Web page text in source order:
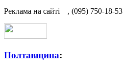
Реклама на сайті – , (095) 750-18-53
Полтавщина: